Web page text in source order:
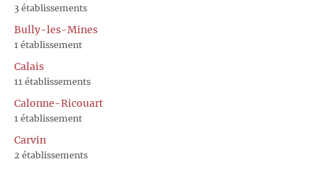
3 établissements
Bully-les-Mines
1 établissement
Calais
11 établissements
Calonne-Ricouart
1 établissement
Carvin
2 établissements